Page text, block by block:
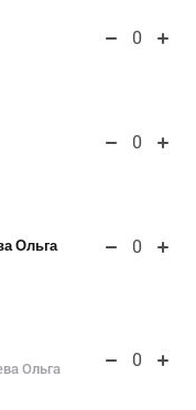
0
0
Ольга 0
Ольга
0